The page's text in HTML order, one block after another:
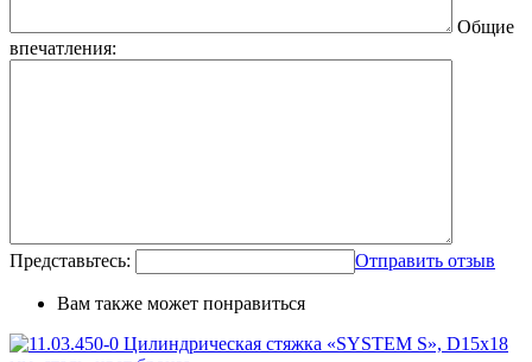
Общие
впечатления:
Представьтесь: Отправить отзыв
Вам также может понравиться